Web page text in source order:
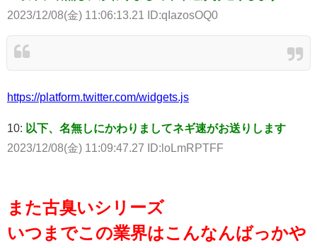
2023/12/08(金) 11:06:13.21 ID:qIazosOQ0
https://platform.twitter.com/widgets.js
10: 以下、名無しにかわりましてネギ速がお送りします
2023/12/08(金) 11:09:47.27 ID:loLmRPTFF
また古臭いシリーズ
いつまでこの業界はこんなんばっかや